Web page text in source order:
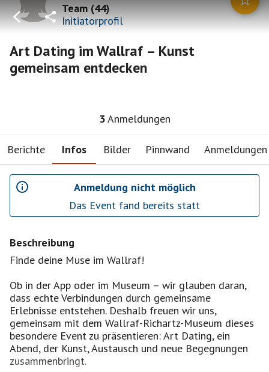
Team(44)
Initiatorprofil
Art Dating im Wallraf – Kunst
gemeinsam entdecken
3Anmeldungen
Berichte Infos Bilder Pinnwand Anmeldungen
Anmeldung nicht möglich
Das Event fand bereits statt
Beschreibung
Finde deine Muse im Wallraf!
Ob in der App oder im Museum – wir glauben daran,
dass echte Verbindungen durch gemeinsame
Erlebnisse entstehen. Deshalb freuen wir uns,
gemeinsam mit dem Wallraf-Richartz-Museum dieses
besondere Event zu präsentieren: Art Dating, ein
Abend, der Kunst, Austausch und neue Begegnungen
zusammenbringt.